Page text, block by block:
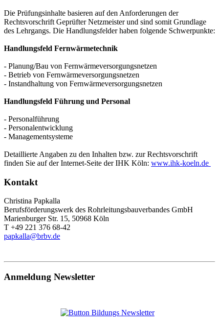
Die Prüfungsinhalte basieren auf den Anforderungen der
Rechtsvorschrift Geprüfter Netzmeister und sind somit Grundlage
des Lehrgangs. Die Handlungsfelder haben folgende Schwerpunkte:
Handlungsfeld Fernwärmetechnik
- Planung/Bau von Fernwärmeversorgungsnetzen
- Betrieb von Fernwärmeversorgungsnetzen
- Instandhaltung von Fernwärmeversorgungsnetzen
Handlungsfeld Führung und Personal
- Personalführung
- Personalentwicklung
- Managementsysteme
Detaillierte Angaben zu den Inhalten bzw. zur Rechtsvorschrift
finden Sie auf der Internet-Seite der IHK Köln: www.ihk-koeln.de
Kontakt
Christina Papkalla
Berufsförderungswerk des Rohrleitungsbauverbandes GmbH
Marienburger Str. 15, 50968 Köln
T +49 221 376 68-42
papkalla@brbv.de
Anmeldung Newsletter